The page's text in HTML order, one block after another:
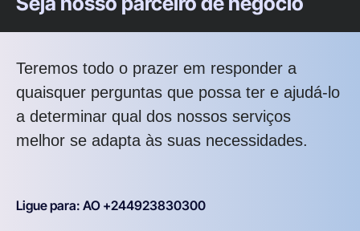
Teremos todo o prazer em responder a
quaisquer perguntas que possa ter e ajudá-lo
a determinar qual dos nossos serviços
melhor se adapta às suas necessidades.
Ligue para: AO +244923830300